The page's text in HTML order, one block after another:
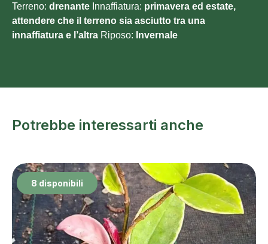
Terreno: drenante Innaffiatura: primavera ed estate,
attendere che il terreno sia asciutto tra una
innaffiatura e l’altra Riposo: Invernale
Potrebbe interessarti anche
8 disponibili